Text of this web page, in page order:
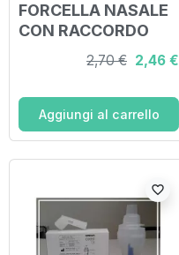
FORCELLA NASALE
CON RACCORDO
2,70 € 2,46 €
Aggiungi al carrello
favorite_border